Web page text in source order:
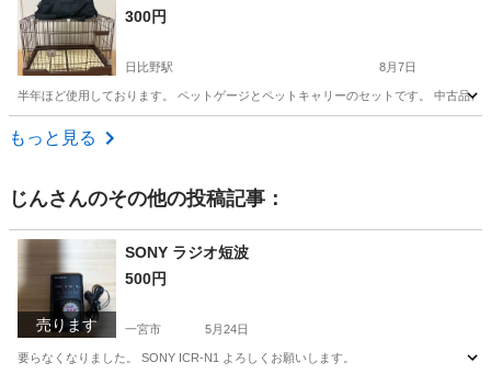
300円
日比野駅 8月7日
半年ほど使用しております。 ペットゲージとペットキャリーのセットです。 中古品
愛知 名古屋市
もっと見る
じんさんのその他の投稿記事：
売ります
SONY ラジオ短波
500円
一宮市 5月24日
要らなくなりました。 SONY ICR-N1 よろしくお願いします。